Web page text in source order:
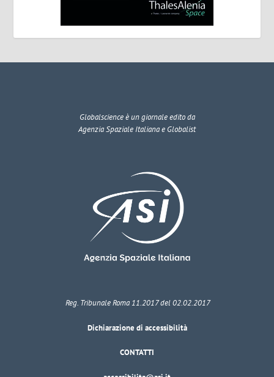
Globalscienceè un giornale edito da
Agenzia Spaziale Italiana e Globalist
Reg. Tribunale Roma 11.2017 del 02.02.2017
Dichiarazione di accessibilità
CONTATTI